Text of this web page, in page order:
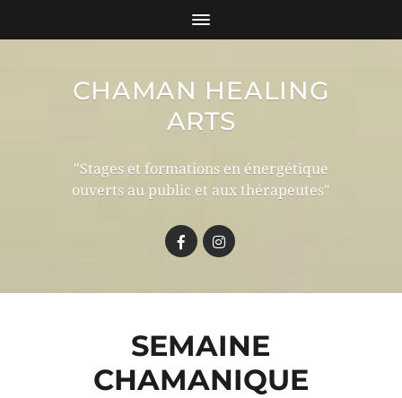
CHAMAN HEALING
ARTS
"Stages et formations en énergétique
ouverts au public et aux thérapeutes"
SEMAINE
CHAMANIQUE